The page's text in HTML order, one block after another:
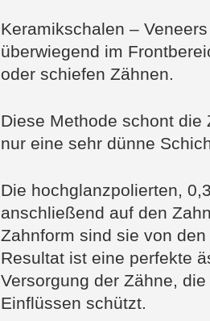
Keramikschalen –
überwiegend im
oder schiefen Zähnen.
Diese Methode schont
nur eine sehr dünne
Die hochglanzpolierten,
anschließend auf den
Zahnform sind sie von
Resultat ist eine perfekte
Versorgung der Zähne,
Einflüssen schützt.